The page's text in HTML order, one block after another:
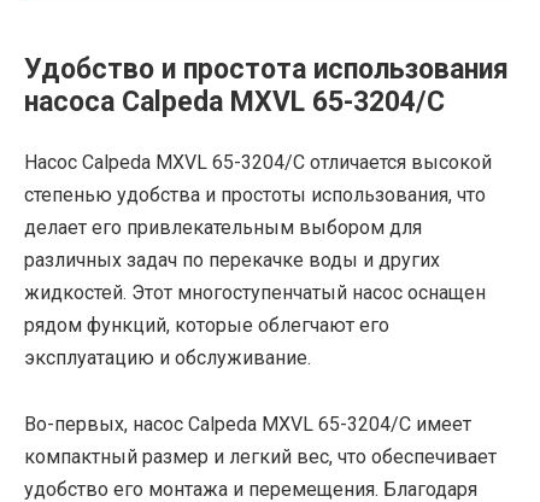
Удобство и простота использования
насоса Calpeda MXVL 65-3204/C
Насос Calpeda MXVL 65-3204/C отличается высокой
степенью удобства и простоты использования, что
делает его привлекательным выбором для
различных задач по перекачке воды и других
жидкостей. Этот многоступенчатый насос оснащен
рядом функций, которые облегчают его
эксплуатацию и обслуживание.
Во-первых, насос Calpeda MXVL 65-3204/C имеет
компактный размер и легкий вес, что обеспечивает
удобство его монтажа и перемещения. Благодаря